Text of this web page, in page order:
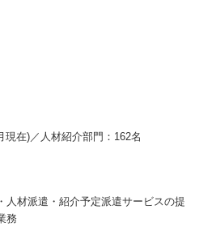
現在)／人材紹介部門：162名
人材派遣・紹介予定派遣サービスの提
務